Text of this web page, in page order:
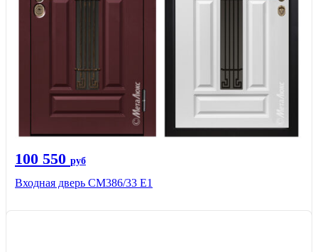
100 550 руб
Входная дверь СМ386/33 Е1